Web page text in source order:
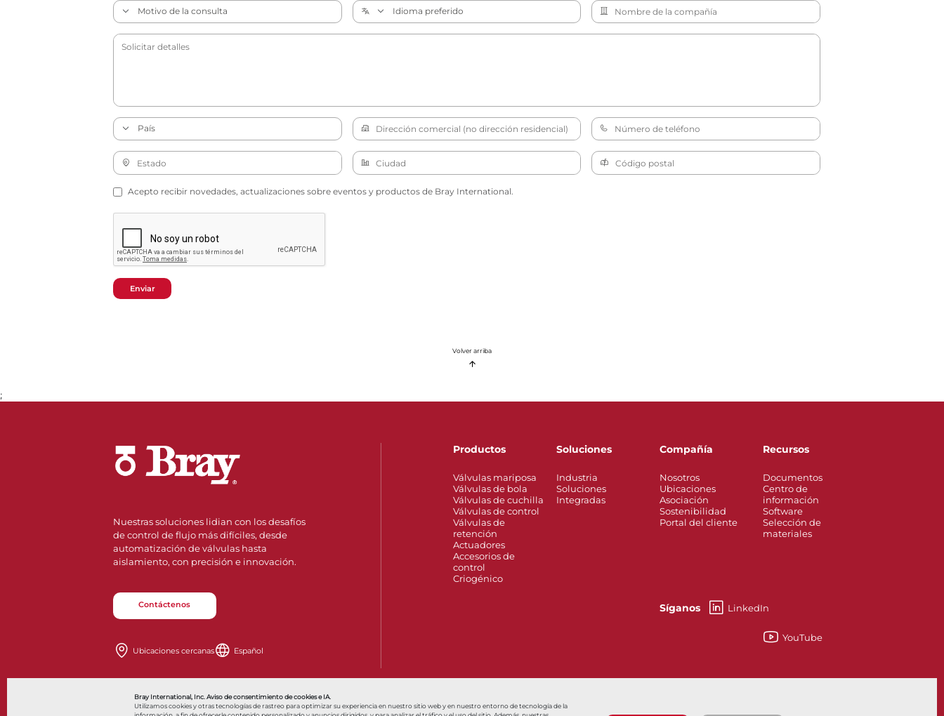
Bray International, Inc. Aviso de consentimiento de cookies e IA.
Utilizamos cookies y otras tecnologías de rastreo para optimizar su experiencia en nuestro sitio web y en nuestro entorno de tecnología de la
Acepto recibir novedades, actualizaciones sobre eventos y productos de Bray International.
Enviar
Volver arriba
;
Nuestras soluciones lidian con los desafíos
de control de flujo más difíciles, desde
automatización de válvulas hasta
aislamiento, con precisión e innovación.
Contáctenos
Ubicaciones cercanas Español
Productos
Válvulas mariposa
Válvulas de bola
Válvulas de cuchilla
Válvulas de control
Válvulas de
retención
Actuadores
Accesorios de
control
Criogénico
Soluciones
Industria
Soluciones
Integradas
Compañía
Nosotros
Ubicaciones
Asociación
Sostenibilidad
Portal del cliente
Síganos LinkedIn
Recursos
Documentos
Centro de
información
Software
Selección de
materiales
YouTube
Also of Interest